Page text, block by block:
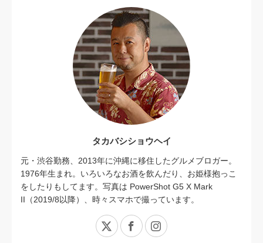
タカバシショウヘイ
元・渋谷勤務、2013年に沖縄に移住したグルメブロガー。
1976年生まれ。いろいろなお酒を飲んだり、お姫様抱っこ
をしたりもしてます。写真は PowerShot G5 X Mark
II（2019/8以降）、時々スマホで撮っています。
X FacebookInstagram